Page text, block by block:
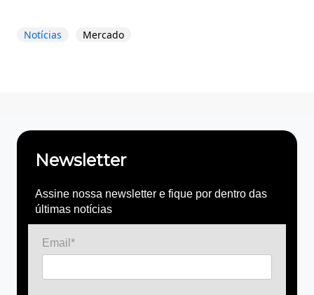
Notícias Mercado
Newsletter
Assine nossa newsletter e fique por dentro das
últimas notícias
Email*